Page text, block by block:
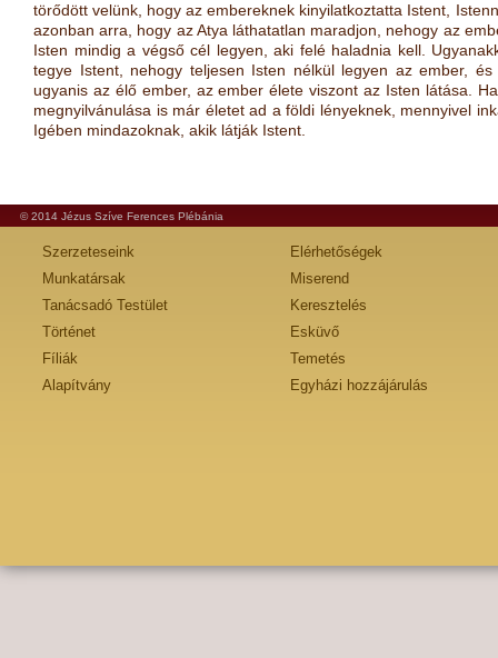
törődött velünk, hogy az embereknek kinyilatkoztatta Istent,
azonban arra, hogy az Atya láthatatlan maradjon, nehogy az
Isten mindig a végső cél legyen, aki felé haladnia kell.
tegye Istent, nehogy teljesen Isten nélkül legyen az ember,
ugyanis az élő ember, az ember élete viszont az Isten látása.
megnyilvánulása is már életet ad a földi lényeknek, mennyivel
Igében mindazoknak, akik látják Istent.
© 2014 Jézus Szíve Ferences Plébánia
Szerzeteseink
Munkatársak
Tanácsadó Testület
Történet
Fíliák
Alapítvány
Elérhetőségek
Miserend
Keresztelés
Esküvő
Temetés
Egyházi hozzájárulás